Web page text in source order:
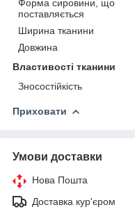
Форма сировини, що
поставляється
Ширина тканини
Довжина
Властивості тканини
Зносостійкість
Приховати
Умови доставки
Нова Пошта
Доставка кур'єром